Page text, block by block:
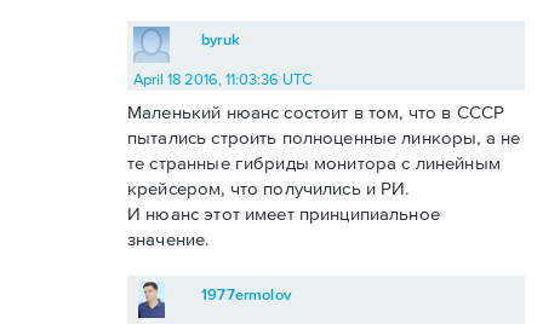
byruk
April 18 2016, 11:03:36 UTC
Маленький нюанс состоит в том, что в СССР
пытались строить полноценные линкоры, а не
те странные гибриды монитора с линейным
крейсером, что получились и РИ.
И нюанс этот имеет принципиальное
значение.
1977ermolov